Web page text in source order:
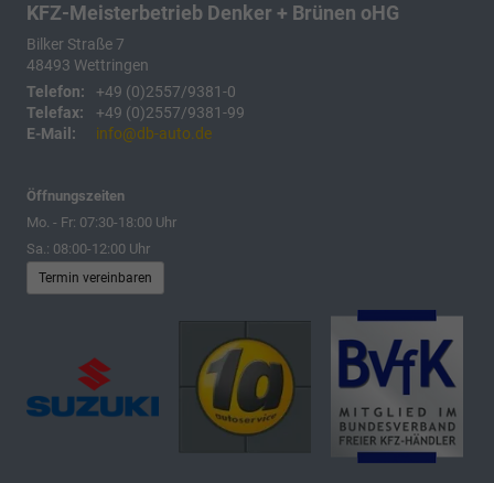
KFZ-Meisterbetrieb Denker + Brünen oHG
Bilker Straße 7
48493 Wettringen
Telefon:
+49 (0)2557/9381-0
Telefax:
+49 (0)2557/9381-99
E-Mail:
info@db-auto.de
Öffnungszeiten
Mo. - Fr: 07:30-18:00 Uhr
Sa.: 08:00-12:00 Uhr
Termin vereinbaren